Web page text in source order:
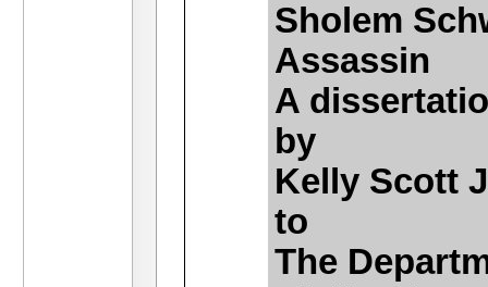
Sholem
Assassin
A
by
Kelly Scott
to
The